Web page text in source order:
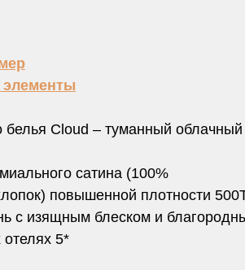
элементы
белья Cloud – туманный облачный
сатина (100%
повышенной плотности
с изящным блеском и
отелях 5*